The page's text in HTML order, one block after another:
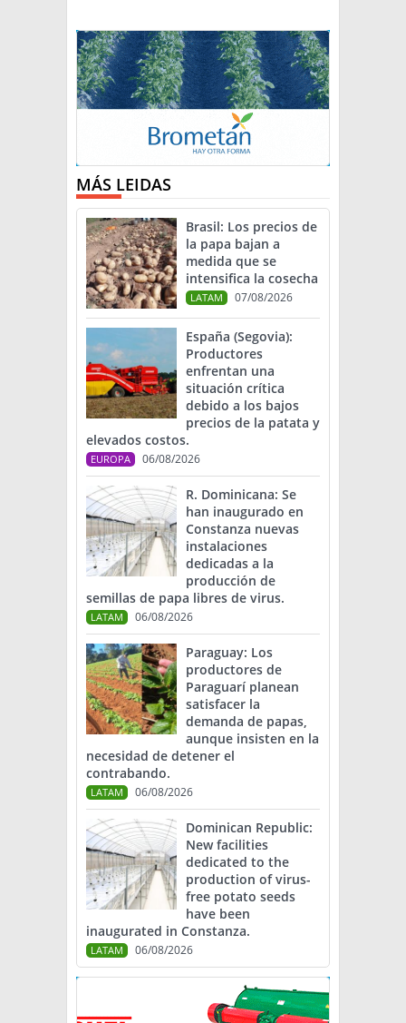
MÁS LEIDAS
Brasil: Los precios de
la papa bajan a
medida que se
intensifica la cosecha
LATAM 07/08/2026
España (Segovia):
Productores
enfrentan una
situación crítica
debido a los bajos
precios de la patata y
elevados costos.
EUROPA 06/08/2026
R. Dominicana: Se
han inaugurado en
Constanza nuevas
instalaciones
dedicadas a la
producción de
semillas de papa libres de virus.
LATAM 06/08/2026
Paraguay: Los
productores de
Paraguarí planean
satisfacer la
demanda de papas,
aunque insisten en la
necesidad de detener el
contrabando.
LATAM 06/08/2026
Dominican Republic:
New facilities
dedicated to the
production of virus-
free potato seeds
have been
inaugurated in Constanza.
LATAM 06/08/2026